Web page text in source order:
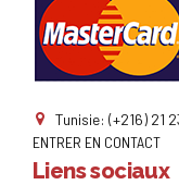
Tunisie: (+216) 21
ENTRER EN CONTACT
Liens sociaux